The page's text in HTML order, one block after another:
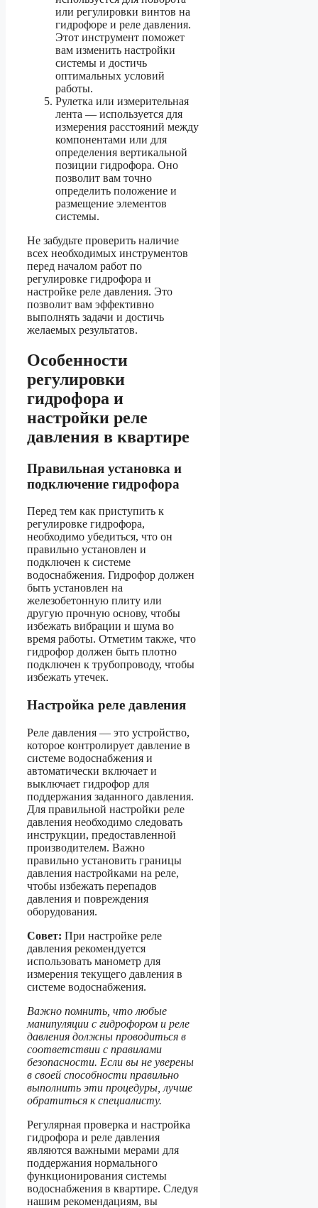
или регулировки винтов на
гидрофоре и реле давления.
Этот инструмент поможет
вам изменить настройки
системы и достичь
оптимальных условий
работы.
Рулетка или измерительная
лента — используется для
измерения расстояний между
компонентами или для
определения вертикальной
позиции гидрофора. Оно
позволит вам точно
определить положение и
размещение элементов
системы.
Не забудьте проверить наличие
всех необходимых инструментов
перед началом работ по
регулировке гидрофора и
настройке реле давления. Это
позволит вам эффективно
выполнять задачи и достичь
желаемых результатов.
Особенности
регулировки
гидрофора и
настройки реле
давления в квартире
Правильная установка и
подключение гидрофора
Перед тем как приступить к
регулировке гидрофора,
необходимо убедиться, что он
правильно установлен и
подключен к системе
водоснабжения. Гидрофор должен
быть установлен на
железобетонную плиту или
другую прочную основу, чтобы
избежать вибрации и шума во
время работы. Отметим также, что
гидрофор должен быть плотно
подключен к трубопроводу, чтобы
избежать утечек.
Настройка реле давления
Реле давления — это устройство,
которое контролирует давление в
системе водоснабжения и
автоматически включает и
выключает гидрофор для
поддержания заданного давления.
Для правильной настройки реле
давления необходимо следовать
инструкции, предоставленной
производителем. Важно
правильно установить границы
давления настройками на реле,
чтобы избежать перепадов
давления и повреждения
оборудования.
Совет: При настройке реле
давления рекомендуется
использовать манометр для
измерения текущего давления в
системе водоснабжения.
Важно помнить, что любые
манипуляции с гидрофором и реле
давления должны проводиться в
соответствии с правилами
безопасности. Если вы не уверены
в своей способности правильно
выполнить эти процедуры, лучше
обратиться к специалисту.
Регулярная проверка и настройка
гидрофора и реле давления
являются важными мерами для
поддержания нормального
функционирования системы
водоснабжения в квартире. Следуя
нашим рекомендациям, вы